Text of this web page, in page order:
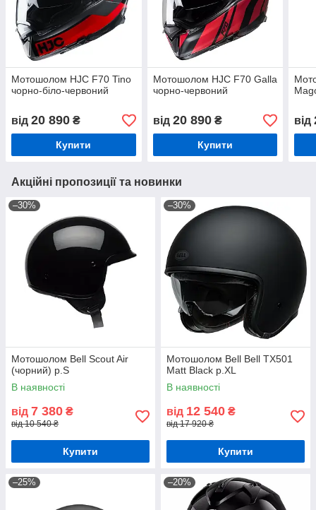
Мотошолом HJC F70 Tino
чорно-біло-червоний
від 20 890 ₴
Купити
Мотошолом HJC F70 Galla
чорно-червоний
від 20 890₴
Купити
від
Акційні пропозиції та новинки
–30%
Мотошолом Bell Scout Air
(чорний) р.S
В наявності
від 7 380 ₴
від 10 540 ₴
Купити
–30%
Мотошолом Bell Bell TX501
Matt Black р.XL
В наявності
від 12 540 ₴
від 17 920 ₴
Купити
–25% –20%